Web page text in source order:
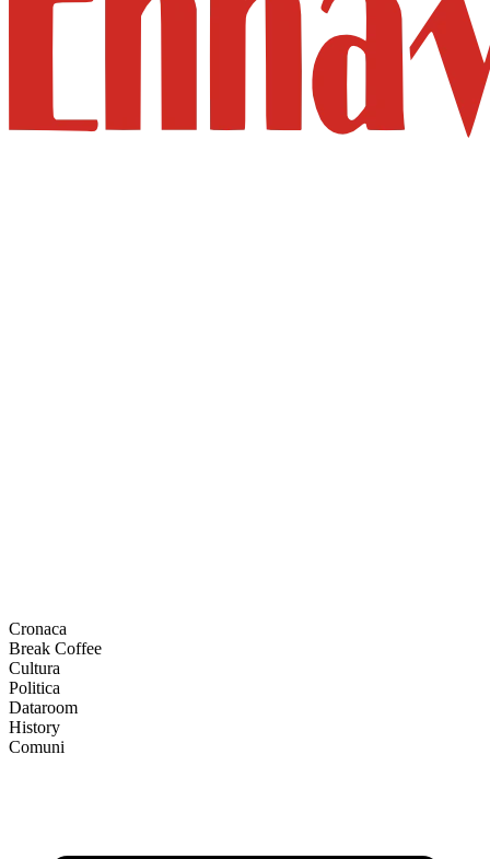
Cronaca
Break Coffee
Cultura
Politica
Dataroom
History
Comuni